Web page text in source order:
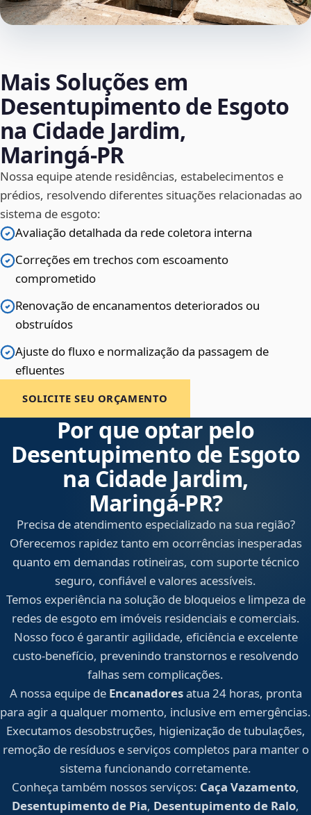
Mais Soluções em
Desentupimento de Esgoto
na Cidade Jardim,
Maringá‑PR
Nossa equipe atende residências, estabelecimentos e
prédios, resolvendo diferentes situações relacionadas ao
sistema de esgoto:
Avaliação detalhada da rede coletora interna
Correções em trechos com escoamento
comprometido
Renovação de encanamentos deteriorados ou
obstruídos
Ajuste do fluxo e normalização da passagem de
efluentes
SOLICITE SEU ORÇAMENTO
Por que optar pelo
Desentupimento de Esgoto
na Cidade Jardim,
Maringá‑PR?
Precisa de atendimento especializado na sua região?
Oferecemos rapidez tanto em ocorrências inesperadas
quanto em demandas rotineiras, com suporte técnico
seguro, confiável e valores acessíveis.
Temos experiência na solução de bloqueios e limpeza de
redes de esgoto em imóveis residenciais e comerciais.
Nosso foco é garantir agilidade, eficiência e excelente
custo-benefício, prevenindo transtornos e resolvendo
falhas sem complicações.
A nossa equipe de Encanadoresatua 24 horas, pronta
para agir a qualquer momento, inclusive em emergências.
Executamos desobstruções, higienização de tubulações,
remoção de resíduos e serviços completos para manter o
sistema funcionando corretamente.
Conheça também nossos serviços: Caça Vazamento,
Desentupimento de Pia, Desentupimento de Ralo,